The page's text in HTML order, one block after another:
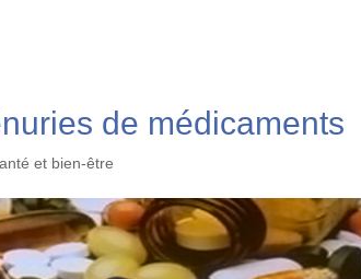
de médicaments
et bien-être